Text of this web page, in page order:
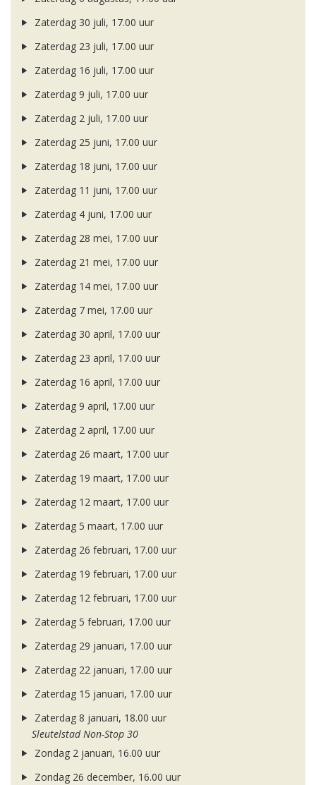
Zaterdag 30 juli, 17.00 uur
Zaterdag 23 juli, 17.00 uur
Zaterdag 16 juli, 17.00 uur
Zaterdag 9 juli, 17.00 uur
Zaterdag 2 juli, 17.00 uur
Zaterdag 25 juni, 17.00 uur
Zaterdag 18 juni, 17.00 uur
Zaterdag 11 juni, 17.00 uur
Zaterdag 4 juni, 17.00 uur
Zaterdag 28 mei, 17.00 uur
Zaterdag 21 mei, 17.00 uur
Zaterdag 14 mei, 17.00 uur
Zaterdag 7 mei, 17.00 uur
Zaterdag 30 april, 17.00 uur
Zaterdag 23 april, 17.00 uur
Zaterdag 16 april, 17.00 uur
Zaterdag 9 april, 17.00 uur
Zaterdag 2 april, 17.00 uur
Zaterdag 26 maart, 17.00 uur
Zaterdag 19 maart, 17.00 uur
Zaterdag 12 maart, 17.00 uur
Zaterdag 5 maart, 17.00 uur
Zaterdag 26 februari, 17.00 uur
Zaterdag 19 februari, 17.00 uur
Zaterdag 12 februari, 17.00 uur
Zaterdag 5 februari, 17.00 uur
Zaterdag 29 januari, 17.00 uur
Zaterdag 22 januari, 17.00 uur
Zaterdag 15 januari, 17.00 uur
Zaterdag 8 januari, 18.00 uur
Sleutelstad Non-Stop 30
Zondag 2 januari, 16.00 uur
Zondag 26 december, 16.00 uur